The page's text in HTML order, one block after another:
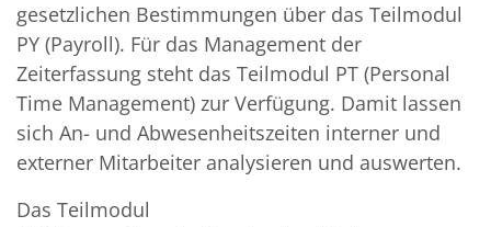
gesetzlichen Bestimmungen über das Teilmodul
PY (Payroll). Für das Management der
Zeiterfassung steht das Teilmodul PT (Personal
Time Management) zur Verfügung. Damit lassen
sich An- und Abwesenheitszeiten interner und
externer Mitarbeiter analysieren und auswerten.
Das Teilmodul